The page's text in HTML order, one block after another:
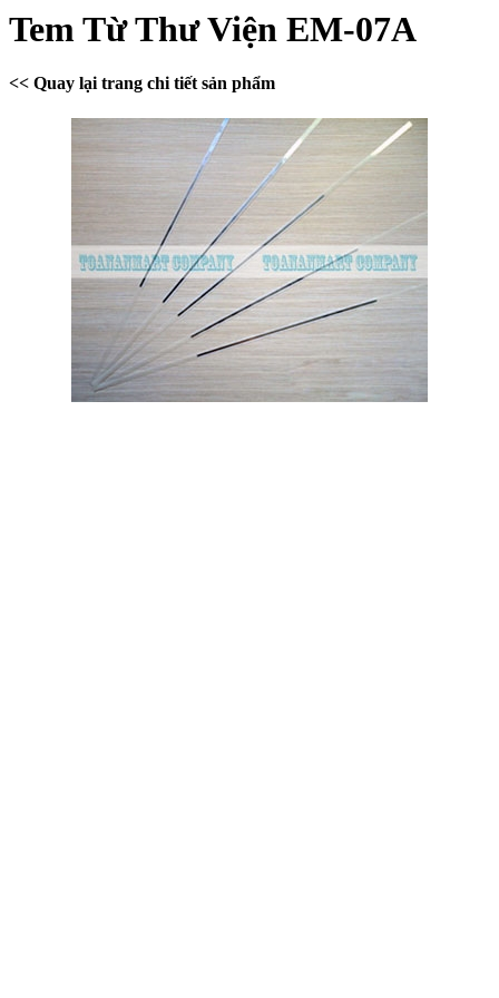
Tem Từ Thư Viện EM-07A
<< Quay lại trang chi tiết sản phẩm